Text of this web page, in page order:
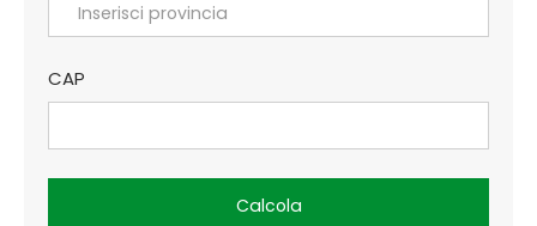
CAP
Calcola